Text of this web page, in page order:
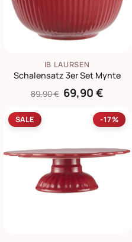
IB LAURSEN
Schalensatz 3er Set Mynte
89,90 € 69,90 €
SALE -17%